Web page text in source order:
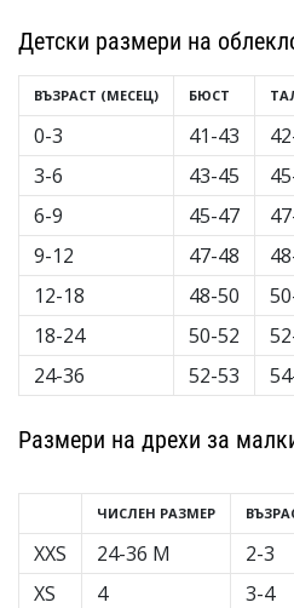
Накарайте
да
генерират
приходи.
…
Покажи
всички
статии
Детски размери на
ВЪЗРАСТ (МЕСЕЦ)
0-3
3-6
6-9
9-12
12-18
18-24
24-36
БЮСТ
41-43
43-45
45-47
47-48
48-50
50-52
52-53
Размери на дрехи за
XXS
XS
ЧИСЛЕН РАЗМЕР
24-36 M
4
2-3
3-4